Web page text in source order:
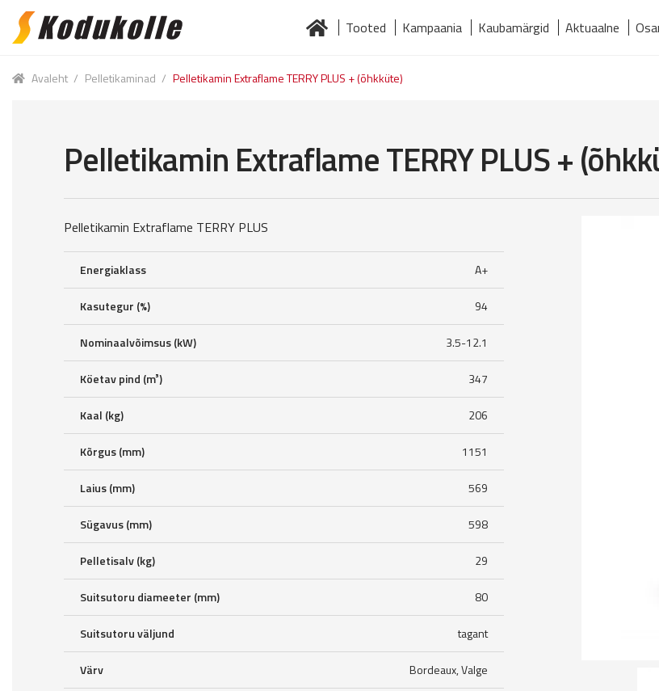
Skip
navigation
Skip
content
Tooted Kampaania Kaubamärgid Aktuaalne
Avaleht / Pelletikaminad / Pelletikamin Extraflame TERRY PLUS + (õhkküte)
Pelletikamin Extraflame TERRY PLUS +
Pelletikamin Extraflame TERRY PLUS
Energiaklass A+
Kasutegur (%) 94
Nominaalvõimsus (kW) 3.5-12.1
Köetav pind (m³) 347
Kaal (kg) 206
Kõrgus (mm) 1151
Laius (mm) 569
Sügavus (mm) 598
Pelletisalv (kg) 29
Suitsutoru diameeter (mm) 80
Suitsutoru väljund tagant
Värv Bordeaux, Valge